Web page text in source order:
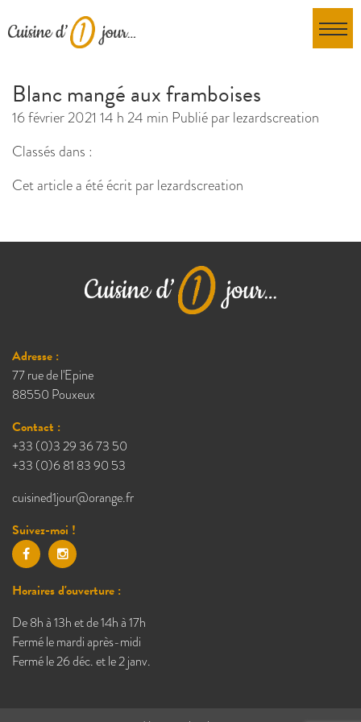
Blanc mangé aux framboises
16 février 2021 14 h 24 min Publié parlezardscreation
Classés dans :
Cet article a été écrit par lezardscreation
Adresse :
77 rue de l'Epine
88550 Pouxeux
Contact :
+33 (0)3 29 36 73 50
+33 (0)6 81 83 90 53
cuisined1jour@orange.fr
Suivez-moi !
Horaires d'ouverture :
De 8h à 13h et de 14h à 17h
Fermé le mardi après-midi
Fermé le 26 déc. et le 2 janv.